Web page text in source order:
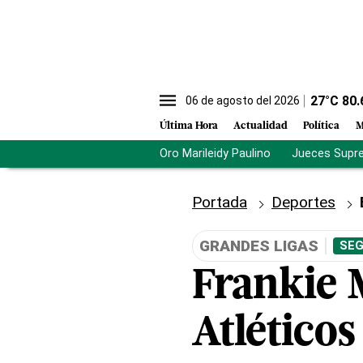
06 de agosto del 2026 27°C
Última Hora Actualidad Política
Oro Marileidy Paulino Jueces
Portada Deportes
GRANDES LIGAS
Frankie
Atléticos